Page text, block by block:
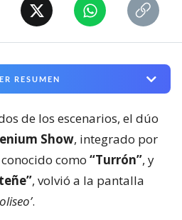
RESUMEN
de los escenarios, el dúo
Show, integrado por
como “Turrón”, y
, volvió a la pantalla
.